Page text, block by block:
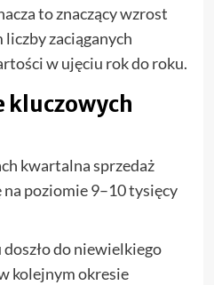
to znaczący wzrost
zaciąganych
w ujęciu rok do roku.
kluczowych
kwartalna sprzedaż
poziomie 9–10 tysięcy
do niewielkiego
kolejnym okresie